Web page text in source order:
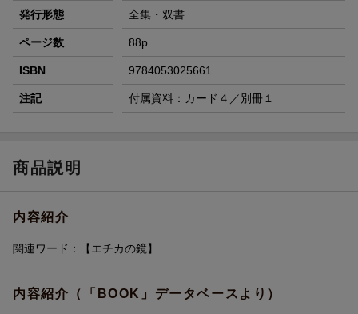
発行形態 全集・双書
ページ数 88p
ISBN 9784053025661
注記 付属資料：カード４／別冊１
商品説明
内容紹介
関連ワード：【エチカの鏡】
内容紹介（「BOOK」データベースより）